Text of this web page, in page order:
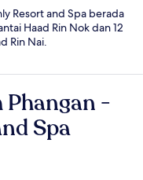
Resort and Spa berada
Haad Rin Nok dan 12
Rin Nai.
Phangan -
Spa